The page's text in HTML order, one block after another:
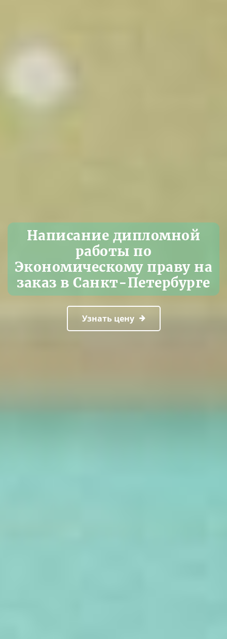
Написание дипломной
работы по
Экономическому праву на
заказ в Санкт-Петербурге
Узнать цену